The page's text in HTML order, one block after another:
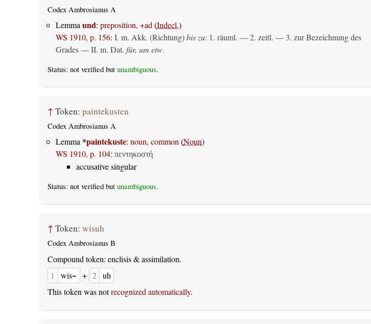
Codex Ambrosianus A
Lemma und: preposition, +ad (Indecl.)
WS 1910, p. 156: I. m. Akk. (Richtung) bis zu: 1. räuml. — 2. zeitl. — 3. zur Bezeichnung des
Grades — II. m. Dat. für, um etw.
Status: not verified but unambiguous.
↑ Token: paintekusten
Codex Ambrosianus A
Lemma *paintekuste: noun, common(Noun)
WS 1910, p. 104: πεντηκοστή
accusative singular
Status: not verified but unambiguous.
↑ Token: wisuh
Codex Ambrosianus B
Compound token: enclisis & assimilation.
1
wis~ + 2 uh
This token was notrecognized automatically.